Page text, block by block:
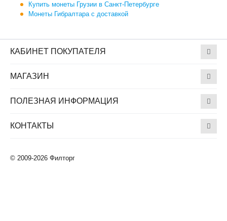
Купить монеты Грузии в Санкт-Петербурге
Монеты Гибралтара с доставкой
КАБИНЕТ ПОКУПАТЕЛЯ
МАГАЗИН
ПОЛЕЗНАЯ ИНФОРМАЦИЯ
КОНТАКТЫ
© 2009-2026 Филторг